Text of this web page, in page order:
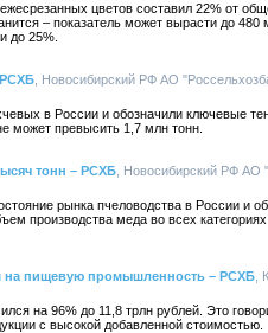
цветов составил 22% от
– показатель может вырасти до 480
до 25%.
РСХБ , Новосибирский РФ АО
в России и обозначили ключевые
может превысить 1,7 млн тонн.
тонн – РСХБ , Новосибирский РФ АО
рынка пчеловодства в России и
производства меда во всех
на пищевую промышленность – РСХБ ,
на 96% до 11,8 трлн рублей. Это
с высокой добавленной стоимостью.